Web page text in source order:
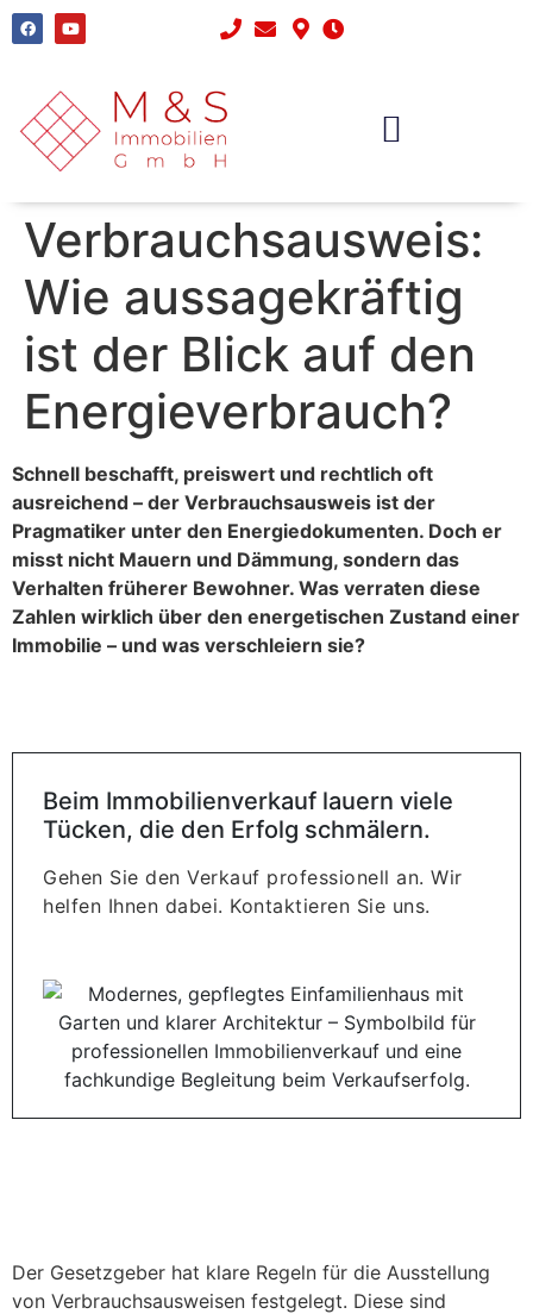
Verbrauchsausweis:
Wie aussagekräftig
ist der Blick auf den
Energieverbrauch?
Schnell beschafft, preiswert und rechtlich oft
ausreichend – der Verbrauchsausweis ist der
Pragmatiker unter den Energiedokumenten. Doch er
misst nicht Mauern und Dämmung, sondern das
Verhalten früherer Bewohner. Was verraten diese
Zahlen wirklich über den energetischen Zustand einer
Immobilie – und was verschleiern sie?
Beim Immobilienverkauf lauern viele
Tücken, die den Erfolg schmälern.
Gehen Sie den Verkauf professionell an. Wir
helfen Ihnen dabei. Kontaktieren Sie uns.
Der Gesetzgeber hat klare Regeln für die Ausstellung
von Verbrauchsausweisen festgelegt. Diese sind